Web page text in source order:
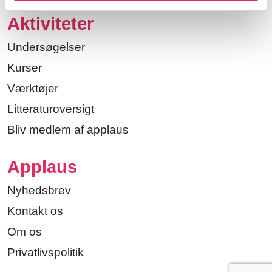
Aktiviteter
Undersøgelser
Kurser
Værktøjer
Litteraturoversigt
Bliv medlem af applaus
Applaus
Nyhedsbrev
Kontakt os
Om os
Privatlivspolitik